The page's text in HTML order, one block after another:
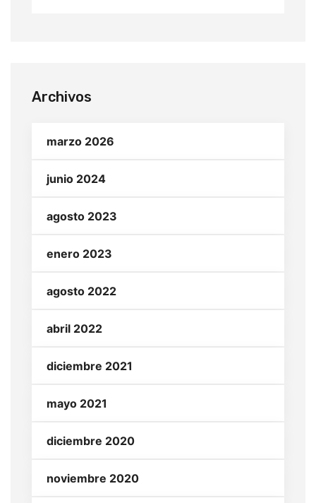
Archivos
marzo 2026
junio 2024
agosto 2023
enero 2023
agosto 2022
abril 2022
diciembre 2021
mayo 2021
diciembre 2020
noviembre 2020